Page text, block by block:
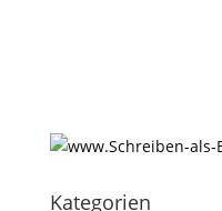
Kategorien